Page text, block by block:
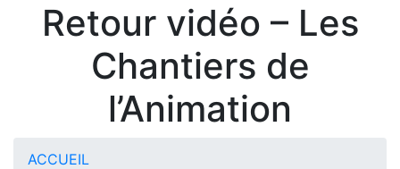
Retour vidéo – Les
Chantiers de
l’Animation
ACCUEIL